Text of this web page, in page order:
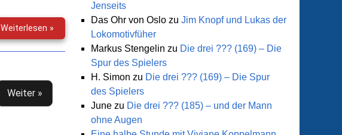
Weiterlesen »Krieg
der
Welten
Rezension)
Weiter »
Jenseits
Das Ohr von Oslo zu Jim Knopf und Lukas der
Lokomotivfüher
Markus Stengelin zu Die drei ??? (169) – Die
Spur des Spielers
H. Simon zu Die drei ??? (169) – Die Spur
des Spielers
June zu Die drei ??? (185) – und der Mann
ohne Augen